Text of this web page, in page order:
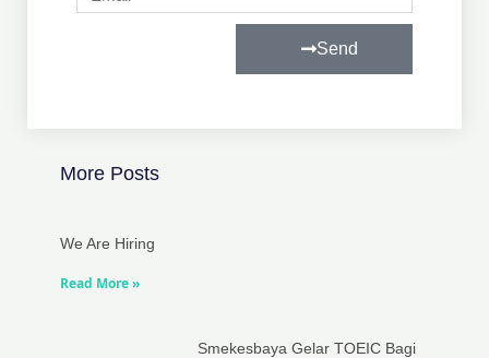
Send
More Posts
We Are Hiring
Read More »
Smekesbaya Gelar TOEIC Bagi